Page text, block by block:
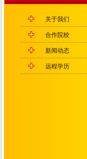
关于我们
合作院校
新闻动态
远程学历